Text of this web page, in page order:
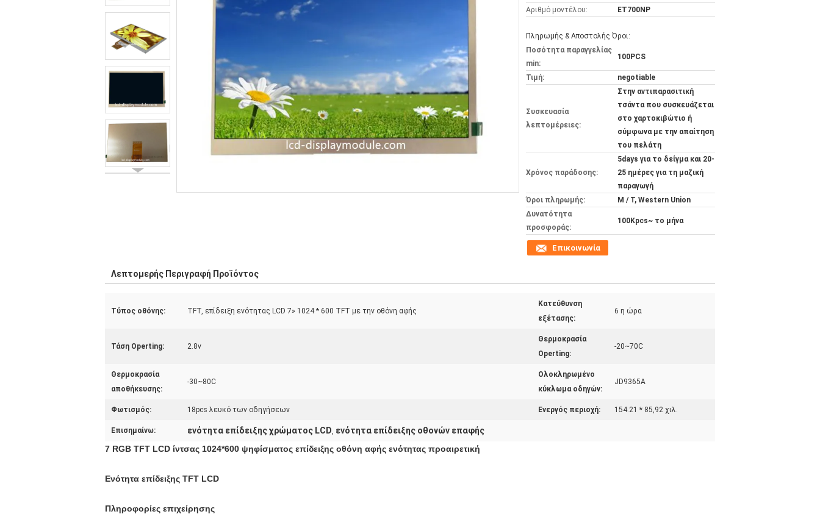
Αριθμό μοντέλου:
ET700NP
Πληρωμής & Αποστολής Όροι:
Ποσότητα παραγγελίας
min:
100PCS
Τιμή: negotiable
Συσκευασία
λεπτομέρειες:
Στην αντιπαρασιτική
τσάντα που συσκευάζεται
στο χαρτοκιβώτιο ή
σύμφωνα με την απαίτηση
του πελάτη
Χρόνος παράδοσης:
5days για το δείγμα και 20-
25 ημέρες για τη μαζική
παραγωγή
Όροι πληρωμής:
Μ / Τ, Western Union
Δυνατότητα
προσφοράς:
100Kpcs~ το μήνα
Επικοινωνία
Λεπτομερής Περιγραφή Προϊόντος
Τύπος οθόνης: TFT, επίδειξη ενότητας LCD 7» 1024 * 600 TFT με την οθόνη αφής
Κατεύθυνση
εξέτασης:
6 η ώρα
Τάση Operting: 2.8v
Θερμοκρασία
Operting:
-20~70C
Θερμοκρασία
αποθήκευσης:
-30~80C
Ολοκληρωμένο
κύκλωμα οδηγών:
JD9365A
Φωτισμός: 18pcs λευκό των οδηγήσεων Ενεργός περιοχή: 154.21 * 85,92 χιλ.
Επισημαίνω: ενότητα επίδειξης χρώματος LCD, ενότητα επίδειξης οθονών επαφής
7 RGB TFT LCD ίντσας 1024*600 ψηφίσματος επίδειξης οθόνη αφής ενότητας προαιρετική
Ενότητα επίδειξης TFT LCD
Πληροφορίες επιχείρησης